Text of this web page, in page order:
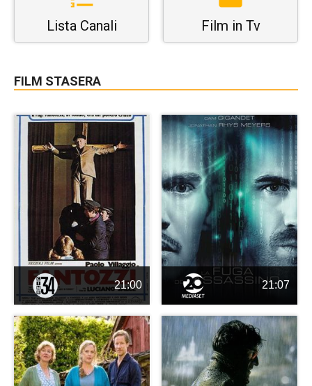
Lista Canali Film in Tv
FILM STASERA
21:00 21:07